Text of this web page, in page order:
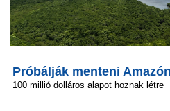
Próbálják menteni
100 millió dolláros alapot hoznak létre